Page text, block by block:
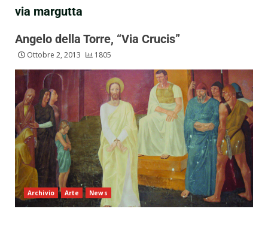
via margutta
Angelo della Torre, “Via Crucis”
Ottobre 2, 2013 1805
Archivio Arte News